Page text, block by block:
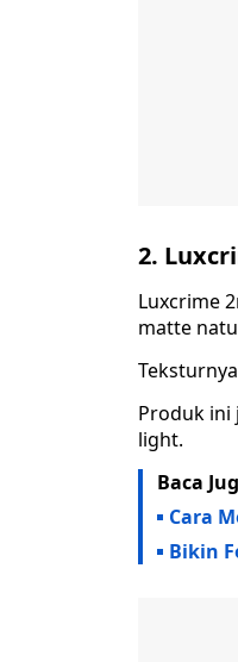
2.
Luxcrime
matte
Produk ini
light.
Baca
Cara
Bikin